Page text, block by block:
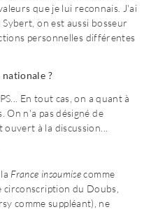
que je lui reconnais. J'ai
on est aussi bosseur
personnelles différentes
nationale ?
En tout cas, on a quant à
On n'a pas désigné de
à la discussion...
France insoumisecomme
du Doubs,
comme suppléant), ne